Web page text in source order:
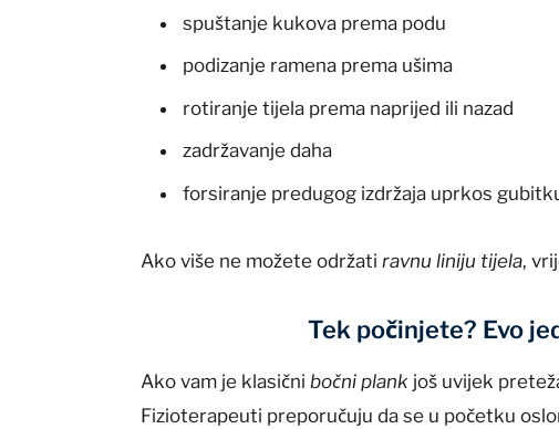
spuštanje kukova prema podu
podizanje ramena prema ušima
rotiranje tijela prema naprijed ili nazad
zadržavanje daha
forsiranje predugog izdržaja uprkos
Ako više ne možete održatiravnu liniju tijela,
Tek počinjete? Evo
Ako vam je klasičnibočni plank još uvijek
Fizioterapeuti preporučuju da se u početku